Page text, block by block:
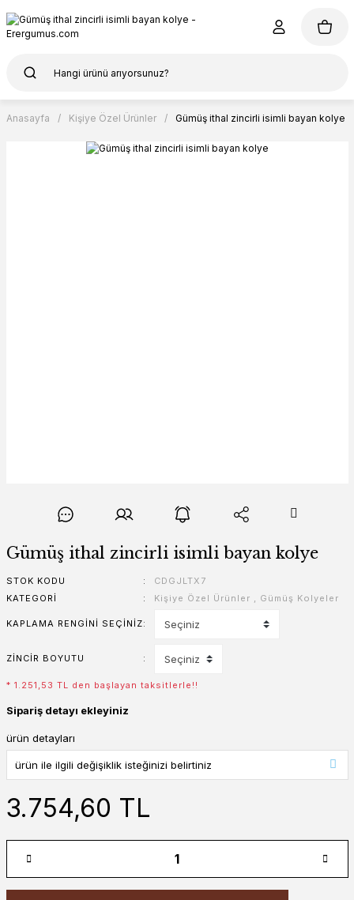
Anasayfa Kişiye Özel Ürünler Gümüş ithal zincirli isimli bayan kolye
Gümüş ithal zincirli isimli bayan kolye
STOK KODU
CDGJLTX7
KATEGORI
Kişiye Özel Ürünler , Gümüş Kolyeler
KAPLAMA RENGINI SEÇINIZ
ZINCIR BOYUTU
* 1.251,53 TL den başlayan taksitlerle!!
Sipariş detayı ekleyiniz
ürün detayları
3.754,60 TL